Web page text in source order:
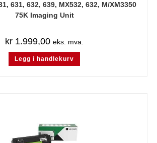
631, 632, 639, MX532, 632, M/XM3350
75K Imaging Unit
kr 1.999,00 eks. mva.
Legg i handlekurv